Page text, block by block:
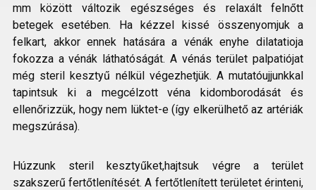
mm között változik egészséges és relaxált felnőtt
betegek esetében. Ha kézzel kissé összenyomjuk a
felkart, akkor ennek hatására a vénák enyhe dilatatioja
fokozza a vénák láthatóságát. A vénás terület palpatiójat
még steril kesztyű nélkül végezhetjük. A mutatóujjunkkal
tapintsuk ki a megcélzott véna kidomborodását és
ellenőrizzük, hogy nem lüktet-e (így elkerülhető az artériák
megszúrása).
Húzzunk steril kesztyűket,hajtsuk végre a terület
szakszerű fertőtlenítését. A fertőtlenített területet érinteni,